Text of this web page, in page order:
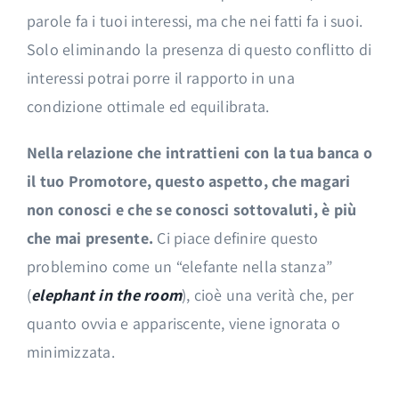
parole fa i tuoi interessi, ma che nei fatti fa i suoi.
Solo eliminando la presenza di questo conflitto di
interessi potrai porre il rapporto in una
condizione ottimale ed equilibrata.
Nella relazione che intrattieni con la tua banca o
il tuo Promotore, questo aspetto,che magari
non conosci e che se conosci sottovaluti, è più
che mai presente. Ci piace definire questo
problemino come un “elefante nella stanza”
(elephant in the room), cioè una verità che, per
quanto ovvia e appariscente, viene ignorata o
minimizzata.